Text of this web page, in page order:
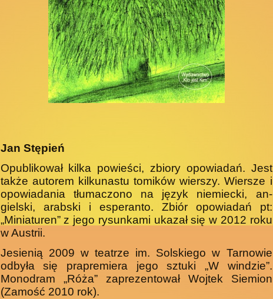
Jan Stępień
Opublikował kilka powieści, zbiory opowiadań. Jest
także autorem kilkunastu tomików wierszy. Wiersze i
opowiadania tłumaczono na język niemiecki, an­
gielski, arabski i esperanto. Zbiór opowiadań pt:
„Miniaturen” z jego rysunkami ukazał się w 2012 roku
w Austrii.
Jesienią 2009 w teatrze im. Solskiego w Tarnowie
odbyła się prapremiera jego sztuki „W windzie”.
Monodram „Róża” zaprezentował Wojtek Siemion
(Zamość 2010 rok).